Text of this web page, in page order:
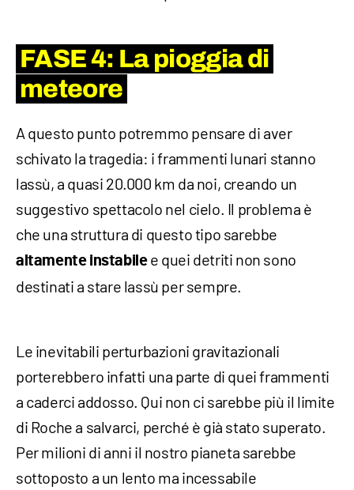
FASE 4: La pioggia di
meteore
A questo punto potremmo pensare di aver
schivato la tragedia: i frammenti lunari stanno
lassù, a quasi 20.000 km da noi, creando un
suggestivo spettacolo nel cielo. Il problema è
che una struttura di questo tipo sarebbe
altamente instabilee quei detriti non sono
destinati a stare lassù per sempre.
Le inevitabili perturbazioni gravitazionali
porterebbero infatti una parte di quei frammenti
a caderci addosso. Qui non ci sarebbe più il limite
di Roche a salvarci, perché è già stato superato.
Per milioni di anni il nostro pianeta sarebbe
sottoposto a un lento ma incessabile